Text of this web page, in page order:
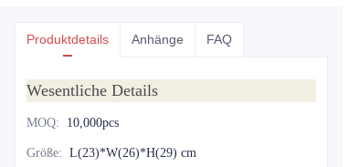
Produktdetails Anhänge FAQ
Wesentliche Details
MOQ: 10,000pcs
Größe: L(23)*W(26)*H(29) cm